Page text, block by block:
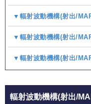
▼輻射波動機構(射出/
▼輻射波動機構(射出/
▼輻射波動機構(射出/
輻射波動機構(射出/